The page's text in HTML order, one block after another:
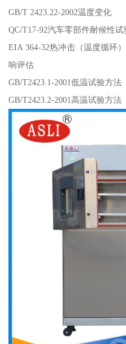
GB/T 2423.22-2002温度变化
QC/T17-92汽车零部件耐候性试
EIA 364-32热冲击（温度循环
响评估
GB/T2423.1-2001低温试验方法
GB/T2423.2-2001高温试验方法